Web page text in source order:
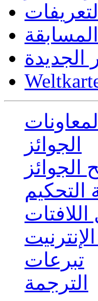
الجديدة
الجوائز
الجوائز
التحكيم
تبرعات
الترجمة